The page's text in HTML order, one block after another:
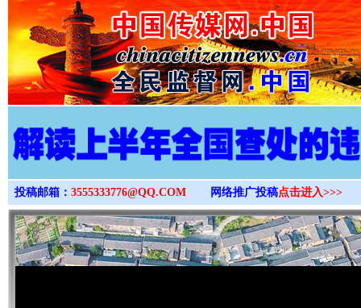
>
投稿邮箱： 3555333776@QQ.COM 网络推广投稿点击进入>>>